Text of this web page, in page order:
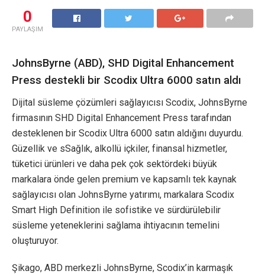
0
PAYLAŞIM
JohnsByrne (ABD), SHD Digital Enhancement
Press destekli bir Scodix Ultra 6000 satın aldı
Dijital süsleme çözümleri sağlayıcısı Scodix, JohnsByrne
firmasının SHD Digital Enhancement Press tarafından
desteklenen bir Scodix Ultra 6000 satın aldığını duyurdu.
Güzellik ve sSağlık, alkollü içkiler, finansal hizmetler,
tüketici ürünleri ve daha pek çok sektördeki büyük
markalara önde gelen premium ve kapsamlı tek kaynak
sağlayıcısı olan JohnsByrne yatırımı, markalara Scodix
Smart High Definition ile sofistike ve sürdürülebilir
süsleme yeteneklerini sağlama ihtiyacının temelini
oluşturuyor.
Şikago, ABD merkezli JohnsByrne, Scodix’in karmaşık